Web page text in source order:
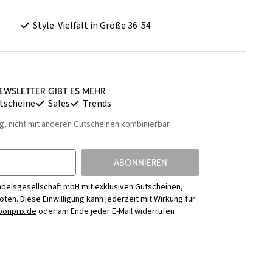
Style-Vielfalt in Größe 36-54
gibt es mehr
Sales Trends
nicht mit anderen Gutscheinen kombinierbar
ABONNIEREN
mbH mit exklusiven Gutscheinen,
Diese Einwilligung kann jederzeit mit Wirkung für
oder am Ende jeder E-Mail widerrufen